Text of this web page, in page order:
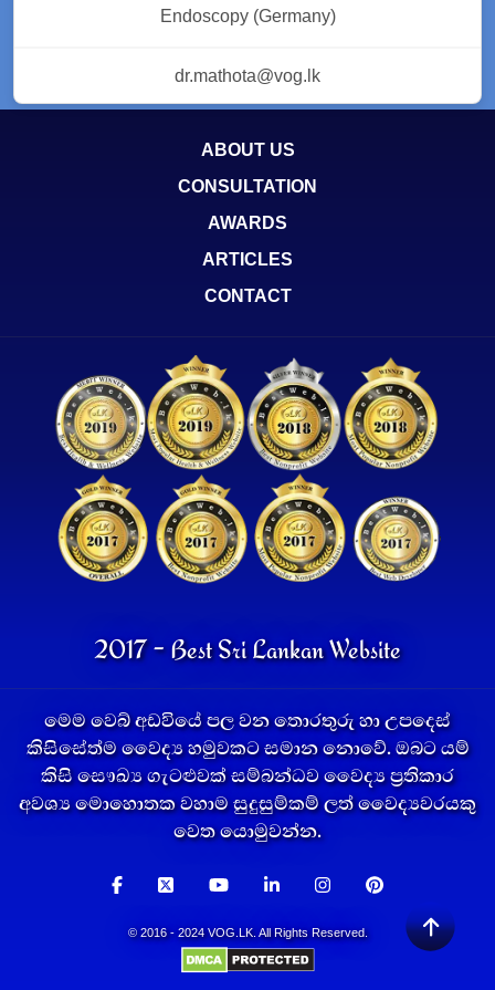
Endoscopy (Germany)
dr.mathota@vog.lk
ABOUT US
CONSULTATION
AWARDS
ARTICLES
CONTACT
2017 - Best Sri Lankan Website
මෙම වෙබ් අඩවියේ පල වන තොරතුරු හා උපදෙස්
කිසිසේත්ම වෛද්‍ය හමුවකට සමාන නොවේ. ඔබට යම්
කිසි සෞඛ්‍ය ගැටළුවක් සම්බන්ධව වෛද්‍ය ප්‍රතිකාර
අවශ්‍ය මොහොතක වහාම සුදුසුම්කම් ලත් වෛද්‍යවරයකු
වෙත යොමුවන්න.
© 2016 - 2024 VOG.LK. All Rights Reserved.